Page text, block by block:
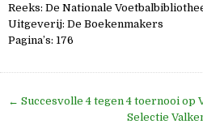
Reeks: De Nationale
Uitgeverij: De Boekenmakers
Pagina’s: 176
Bericht
← Succesvolle 4 tegen 4 toernooi op
Selectie